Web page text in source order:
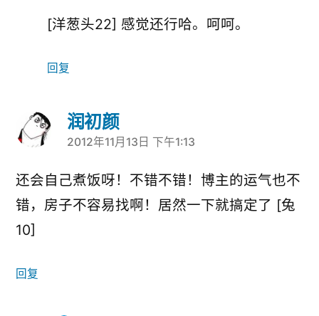
[洋葱头22] 感觉还行哈。呵呵。
回复
润初颜
说：
2012年11月13日 下午1:13
还会自己煮饭呀！不错不错！博主的运气也不
错，房子不容易找啊！居然一下就搞定了 [兔
10]
回复